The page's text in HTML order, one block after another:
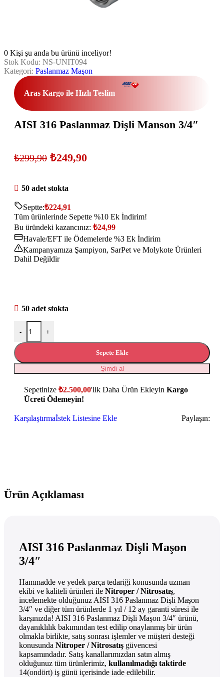
0 Kişi şu anda bu ürünü inceliyor!
Stok Kodu: NS-UNIT094
Kategori: Paslanmaz Maşon
Aras Kargo ile Hızlı Teslim
AISI 316 Paslanmaz Dişli Manson 3/4″
₺299,90 ₺249,90
50 adet stokta
Septte:₺224,91
Tüm ürünlerinde Sepette %10 Ek İndirim!
Bu üründeki kazancınız: ₺24,99
Havale/EFT ile Ödemelerde %3 Ek İndirim
Kampanyamıza Şampiyon, SarPet ve Molykote Ürünleri
Dahil Değildir
50 adet stokta
- +
Sepete Ekle
Şimdi al
Sepetinize ₺2.500,00'lik Daha Ürün Ekleyin Kargo
Ücreti Ödemeyin!
Karşılaştırmaİstek Listesine Ekle Paylaşın:
Ürün Açıklaması
AISI 316 Paslanmaz Dişli Maşon
3/4″
Hammadde ve yedek parça tedariği konusunda uzman
ekibi ve kaliteli ürünleri ile Nitroper / Nitrosatış,
incelemekte olduğunuz AISI 316 Paslanmaz Dişli Maşon
3/4″ ve diğer tüm ürünlerde 1 yıl / 12 ay garanti süresi ile
karşınızda! AISI 316 Paslanmaz Dişli Maşon 3/4″ ürünü,
dayanıklılık bakımından test edilip onaylanmış bir ürün
olmakla birlikte, satış sonrası işlemler ve müşteri desteği
konusunda Nitroper / Nitrosatış güvencesi
kapsamındadır. Satış kanallarımızdan satın almış
olduğunuz tüm ürünlerimiz, kullanılmadığı taktirde
14(ondört) iş günü içerisinde iade edilebilir.